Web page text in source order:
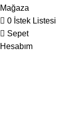
Mağaza
0 İstek Listesi
Sepet
Hesabım